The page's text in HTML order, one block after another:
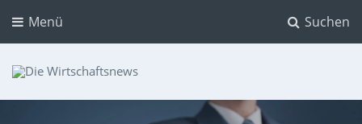
Suchen
Menü
Dein Ratgeber für Aktien und Kryptowährungen